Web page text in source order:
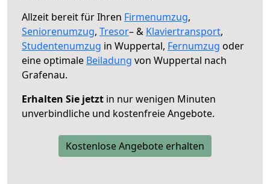
Allzeit bereit für Ihren Firmenumzug,
Seniorenumzug, Tresor– & Klaviertransport,
Studentenumzug in Wuppertal, Fernumzug oder
eine optimale Beiladung von Wuppertal nach
Grafenau.
Erhalten Sie jetzt in nur wenigen Minuten
unverbindliche und kostenfreie Angebote.
Kostenlose Angebote erhalten